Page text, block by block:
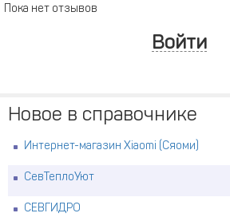
Пока нет отзывов
Войти
Новое в справочнике
Интернет-магазин Xiaomi (Сяоми)
СевТеплоУют
СЕВГИДРО